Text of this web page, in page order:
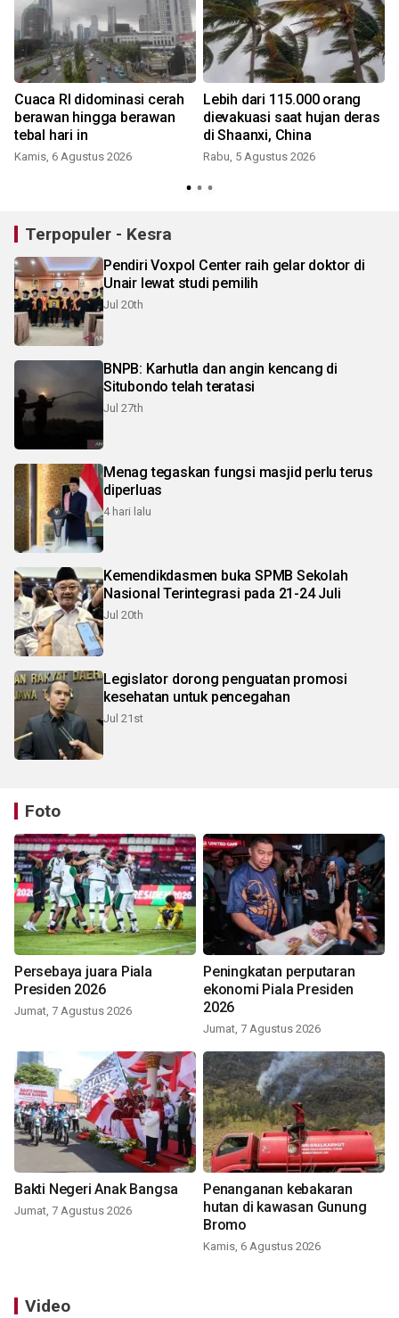
Cuaca RI didominasi cerah
berawan hingga berawan
tebal hari in
Kamis, 6 Agustus 2026
Lebih dari 115.000 orang
dievakuasi saat hujan deras
di Shaanxi, China
Rabu, 5 Agustus 2026
Terpopuler - Kesra
Pendiri Voxpol Center raih gelar doktor di
Unair lewat studi pemilih
Jul 20th
BNPB: Karhutla dan angin kencang di
Situbondo telah teratasi
Jul 27th
Menag tegaskan fungsi masjid perlu terus
diperluas
4 hari lalu
Kemendikdasmen buka SPMB Sekolah
Nasional Terintegrasi pada 21-24 Juli
Jul 20th
Legislator dorong penguatan promosi
kesehatan untuk pencegahan
Jul 21st
Foto
Persebaya juara Piala
Presiden 2026
Jumat, 7 Agustus 2026
Peningkatan perputaran
ekonomi Piala Presiden
2026
Jumat, 7 Agustus 2026
Bakti Negeri Anak Bangsa
Jumat, 7 Agustus 2026
Penanganan kebakaran
hutan di kawasan Gunung
Bromo
Kamis, 6 Agustus 2026
Video